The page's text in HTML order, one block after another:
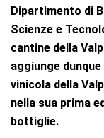
Dipartimento di
Scienze e
cantine della
aggiunge
vinicola della
nella sua prima
bottiglie.